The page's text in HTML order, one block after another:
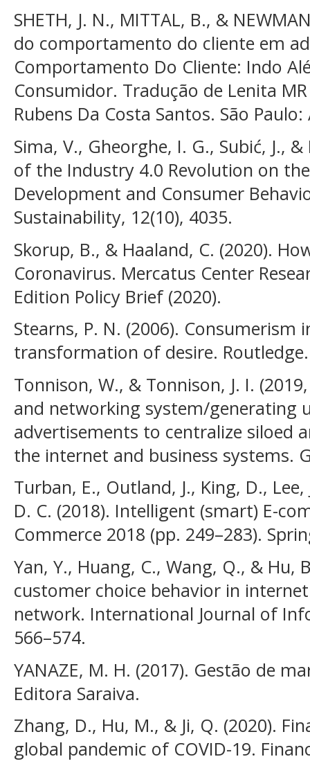
SHETH, J. N., MITTAL, B., &
do comportamento do cliente em
Comportamento Do Cliente: Indo
Consumidor. Tradução de Lenita
Rubens Da Costa Santos. São
Sima, V., Gheorghe, I. G., Subić, J.,
of the Industry 4.0 Revolution on
Development and Consumer
Sustainability, 12(10), 4035.
Skorup, B., & Haaland, C. (2020).
Coronavirus. Mercatus Center
Edition Policy Brief (2020).
Stearns, P. N. (2006).
transformation of desire. Routledge.
Tonnison, W., & Tonnison, J. I.
and networking system/generating
advertisements to centralize siloed
the internet and business systems.
Turban, E., Outland, J., King, D.,
D. C. (2018). Intelligent (smart) E-
Commerce 2018 (pp. 249–283).
Yan, Y., Huang, C., Wang, Q., & Hu,
customer choice behavior in
network. International Journal of
566–574.
YANAZE, M. H. (2017). Gestão de
Editora Saraiva.
Zhang, D., Hu, M., & Ji, Q. (2020).
global pandemic of COVID-19.